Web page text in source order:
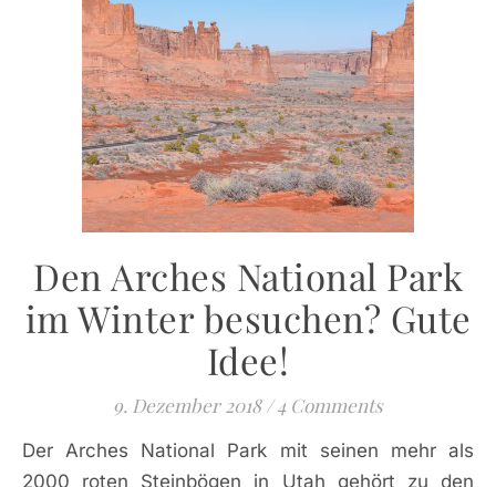
Den Arches National Park
im Winter besuchen? Gute
Idee!
9. Dezember 2018 / 4 Comments
Der Arches National Park mit seinen mehr als
2000 roten Steinbögen in Utah gehört zu den